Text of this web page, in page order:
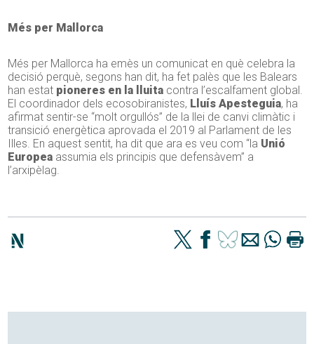
Més per Mallorca
Més per Mallorca ha emès un comunicat en què celebra la
decisió perquè, segons han dit, ha fet palès que les Balears
han estat pioneres en la lluita contra l’escalfament global.
El coordinador dels ecosobiranistes, Lluís Apesteguia, ha
afirmat sentir-se “molt orgullós” de la llei de canvi climàtic i
transició energètica aprovada el 2019 al Parlament de les
Illes. En aquest sentit, ha dit que ara es veu com “la Unió
Europea assumia els principis que defensàvem” a
l’arxipèlag.